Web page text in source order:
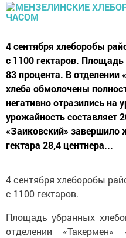
4 сентября хлеборобы
с 1100 гектаров.
83 процента. В отделении
хлеба обмолочены
негативно отразились на
урожайность составляет
«Заиковский» завершило
гектара 28,4 центнера...
4 сентября хлеборобы
с 1100 гектаров.
Площадь убранных
отделении